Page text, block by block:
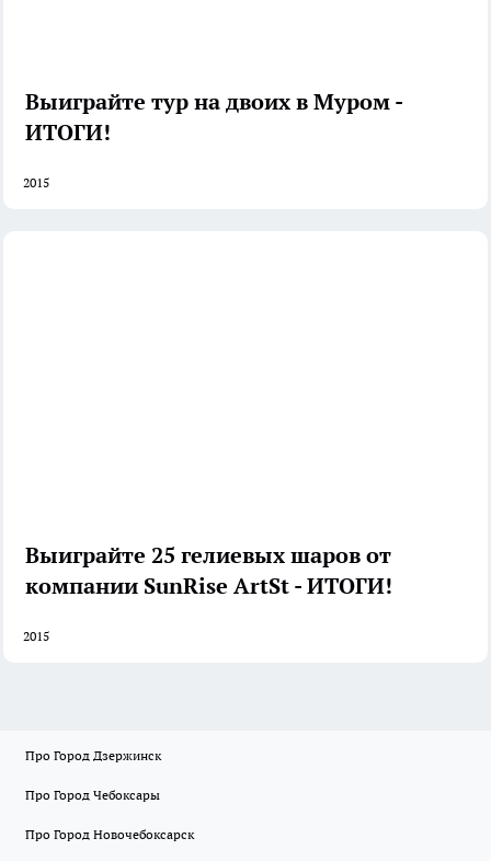
Выиграйте тур на двоих в Муром -
ИТОГИ!
2015
Выиграйте 25 гелиевых шаров от
компании SunRise ArtSt - ИТОГИ!
2015
Про Город Дзержинск
Про Город Чебоксары
Про Город Новочебоксарск